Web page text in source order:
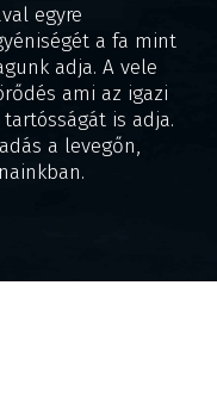
egyre
a fa mint
adja. A vele
ami az igazi
is adja.
a levegőn,